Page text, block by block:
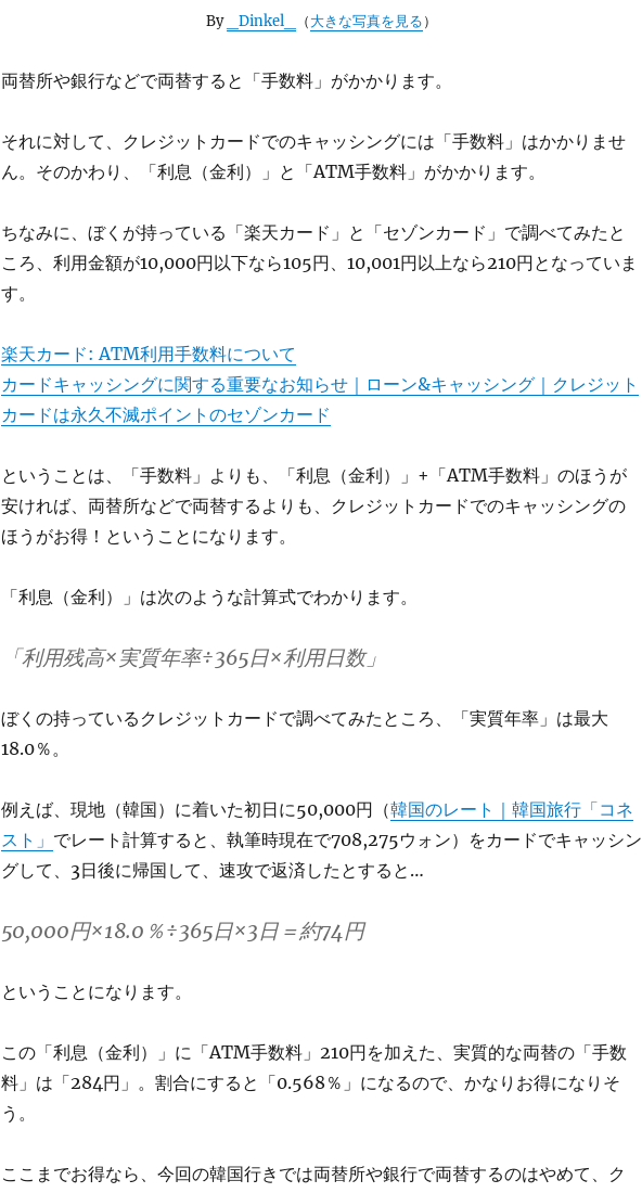
By _Dinkel_ （大きな写真を見る）
両替所や銀行などで両替すると「手数料」がかかります。
それに対して、クレジットカードでのキャッシングには「手数料」はかかりませ
ん。そのかわり、「利息（金利）」と「ATM手数料」がかかります。
ちなみに、ぼくが持っている「楽天カード」と「セゾンカード」で調べてみたと
ころ、利用金額が10,000円以下なら105円、10,001円以上なら210円となっていま
す。
楽天カード: ATM利用手数料について
カードキャッシングに関する重要なお知らせ｜ローン&キャッシング｜クレジット
カードは永久不滅ポイントのセゾンカード
ということは、「手数料」よりも、「利息（金利）」+「ATM手数料」のほうが
安ければ、両替所などで両替するよりも、クレジットカードでのキャッシングの
ほうがお得！ということになります。
「利息（金利）」は次のような計算式でわかります。
「利用残高×実質年率÷365日×利用日数」
ぼくの持っているクレジットカードで調べてみたところ、「実質年率」は最大
18.0％。
例えば、現地（韓国）に着いた初日に50,000円（韓国のレート｜韓国旅行「コネ
スト」 でレート計算すると、執筆時現在で708,275ウォン）をカードでキャッシン
グして、3日後に帰国して、速攻で返済したとすると…
50,000円×18.0％÷365日×3日＝約74円
ということになります。
この「利息（金利）」に「ATM手数料」210円を加えた、実質的な両替の「手数
料」は「284円」。割合にすると「0.568％」になるので、かなりお得になりそ
う。
ここまでお得なら、今回の韓国行きでは両替所や銀行で両替するのはやめて、ク